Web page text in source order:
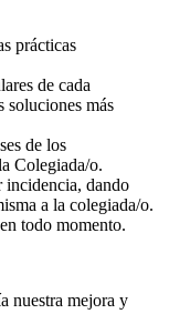
prácticas
de cada
soluciones más
de los
Colegiada/o.
incidencia, dando
a la colegiada/o.
todo momento.
nuestra mejora y